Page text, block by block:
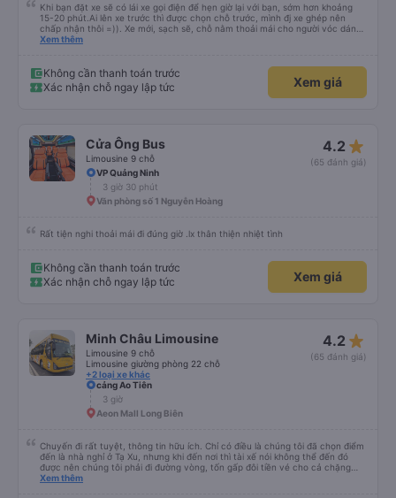
Khi bạn đặt xe sẽ có lái xe gọi điện để hẹn giờ lại với bạn, sớm hơn khoảng
15-20 phút.Ai lên xe trước thì được chọn chỗ trước, mình đj xe ghép nên
chấp nhận thôi =)). Xe mới, sạch sẽ, chỗ nằm thoải mái cho người vóc dáng
vừa ( ai m8 người thì hơi vướng víu xíu ha ). Hừm xe mới, điều hoà lạnh sâu
trong chuyến đi tỉnh dậy sương sương khoảng 2-3 lần nhưng vẫn ngủ ngon
(may béo nên dễ ngủ tỉnh là ngủ típ ). Nhà xe nên mắc cái rèm hay màn
nhựa ngăn cách khách với lái xe, ổm cho 2 bên. Nói chung mình rất có thiện
Xem thêm
Không cần thanh toán trước
Xác nhận chỗ ngay lập tức
Xem giá
Cửa Ông Bus
Limousine 9 chỗ
4.2 star_rate
(65 đánh giá)
VP Quảng Ninh
3 giờ 30 phút
Văn phòng số 1 Nguyễn Hoàng
Rất tiện nghi thoải mái đi đúng giờ .lx thân thiện nhiệt tình
Không cần thanh toán trước
Xác nhận chỗ ngay lập tức
Xem giá
Minh Châu Limousine
Limousine 9 chỗ
Limousine giường phòng 22 chỗ
+2 loại xe khác
4.2 star_rate
(65 đánh giá)
cảng Ao Tiên
3 giờ
Aeon Mall Long Biên
Chuyến đi rất tuyệt, thông tin hữu ích. Chỉ có điều là chúng tôi đã chọn điểm
đến là nhà nghỉ ở Tạ Xu, nhưng khi đến nơi thì tài xế nói không thể đến đó
được nên chúng tôi phải đi đường vòng, tốn gấp đôi tiền vé cho cả chặng
cuối của chuyến đi từ Hà Nội. Ngoài ra thì mọi thứ khác đều rất tốt.
Xem thêm